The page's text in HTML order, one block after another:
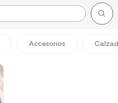
Accesorios